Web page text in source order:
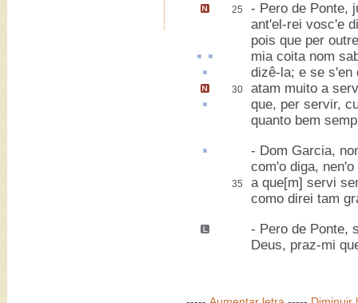
25 - Pero de Ponte,
ant'el-rei vosc'e
pois que per
mia coitanom
dizê-la; e se s'en
30 atam muito a
que, per servir,
quanto bem
- Dom Garcia,
com'o diga, nen'o
35
a que[m] servi
como direi tam
- Pero de Ponte,
Deus, praz-mi